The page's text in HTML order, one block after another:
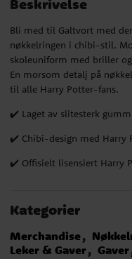
Beskrivelse
Bli med til Galtvort med
nøkkelringen i chibi-stil.
skoleuniform med briller
En morsom detalj på
til alle Harry Potter-fans.
✔️ Laget av slitesterk
✔️ Chibi-design med Harry
✔️ Offisielt lisensiert Harry
Kategorier
Merchandise
Leker & Gaver
Gaver